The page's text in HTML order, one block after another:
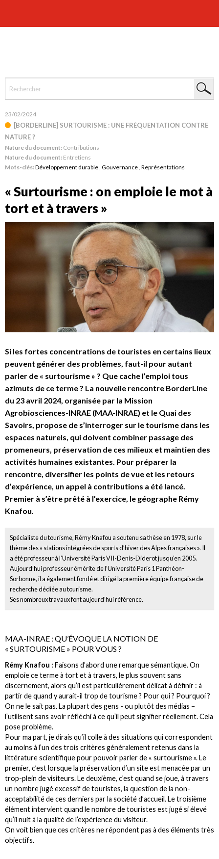
23/02/2024
[BORDERLINE] SURTOURISME : UNE FRÉQUENTATION CONTRE
NATURE ?
Nature du document: Contributions
Nature du document: Entretiens
Mots-clés:Développement durable , Gouvernance , Représentations
« Surtourisme : on emploie le mot à
tort et à travers »
Si les fortes concentrations de touristes en certains lieux
peuvent générer des problèmes, faut-il pour autant
parler de « surtourisme » ? Que cache l’emploi tous
azimuts de ce terme ? La nouvelle rencontre BorderLine
du 23 avril 2024, organisée par la Mission
Agrobiosciences-INRAE (MAA-INRAE) et le Quai des
Savoirs, propose de s’interroger sur le tourisme dans les
espaces naturels, qui doivent combiner passage des
promeneurs, préservation de ces milieux et maintien des
activités humaines existantes. Pour préparer la
rencontre, diversifier les points de vue et les retours
d’expérience, un appel à contributions a été lancé.
Premier à s’être prêté à l’exercice, le géographe Rémy
Knafou.
Spécialiste du tourisme, Rémy Knafou a soutenu sa thèse en 1978, sur le
thème des « stations intégrées de sports d’hiver des Alpes françaises ». Il
a été professeur à l’Université Paris VII-Denis-Diderot jusqu’en 2005.
Aujourd’hui professeur émérite de l’Université Paris 1 Panthéon-
Sorbonne, il a également fondé et dirigé la première équipe française de
recherche dédiée au tourisme.
Ses nombreux travaux font aujourd’hui référence.
MAA-INRAE : QU’ÉVOQUE LA NOTION DE
« SURTOURISME » POUR VOUS ?
Rémy Knafou : Faisons d’abord une remarque sémantique. On
emploie ce terme à tort et à travers, le plus souvent sans
discernement, alors qu’il est particulièrement délicat à définir : à
partir de quand y aurait-il trop de tourisme ? Pour qui ? Pourquoi ?
On ne le sait pas. La plupart des gens - ou plutôt des médias –
l’utilisent sans avoir réfléchi à ce qu’il peut signifier réellement. Cela
pose problème.
Pour ma part, je dirais qu’il colle à des situations qui correspondent
au moins à l’un des trois critères généralement retenus dans la
littérature scientifique pour pouvoir parler de « surtourisme ». Le
premier, c’est lorsque la préservation d’un site est menacée par un
trop-plein de visiteurs. Le deuxième, c’est quand se joue, à travers
un nombre jugé excessif de touristes, la question de la non-
acceptabilité de ces derniers par la société d’accueil. Le troisième
élément intervient quand le nombre de touristes est jugé si élevé
qu’il nuit à la qualité de l’expérience du visiteur.
On voit bien que ces critères ne répondent pas à des éléments très
objectifs.